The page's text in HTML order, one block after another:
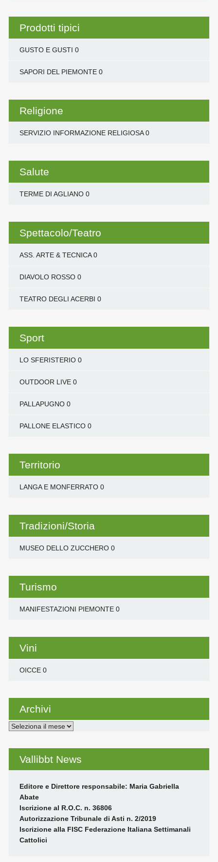
Prodotti tipici
GUSTO E GUSTI 0
SAPORI DEL PIEMONTE0
Religione
SERVIZIO INFORMAZIONE RELIGIOSA0
Salute
TERME DI AGLIANO0
Spettacolo/Teatro
ASS. ARTE & TECNICA0
DIAVOLO ROSSO0
TEATRO DEGLI ACERBI 0
Sport
LO SFERISTERIO0
OUTDOOR LIVE0
PALLAPUGNO0
PALLONE ELASTICO0
Territorio
LANGA E MONFERRATO0
Tradizioni/Storia
MUSEO DELLO ZUCCHERO0
Turismo
MANIFESTAZIONI PIEMONTE0
Vini
OICCE0
Archivi
Archivi
Vallibbt News
Editore e Direttore responsabile: Maria Gabriella
Abate
Iscrizione al R.O.C. n. 36806
Autorizzazione Tribunale di Asti n. 2/2019
Iscrizione alla FISC Federazione Italiana Settimanali
Cattolici